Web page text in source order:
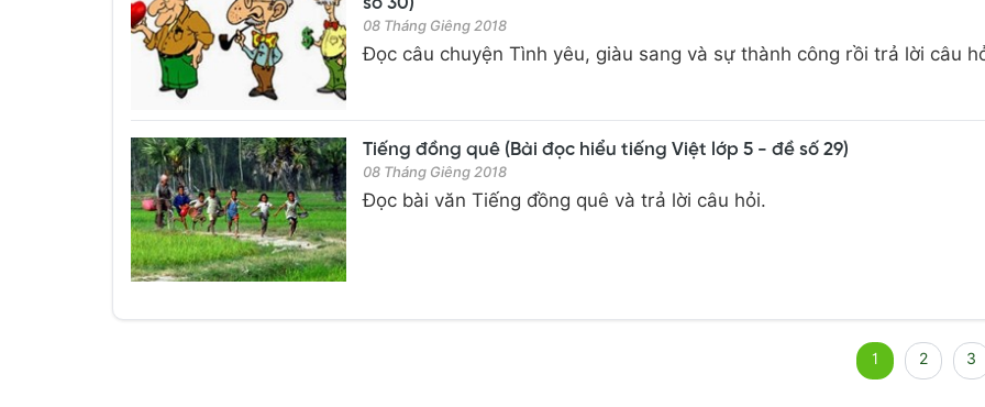
08 Tháng Giêng 2018
Đọc câu chuyện Tình yêu, giàu sang và sự thành công rồi trả lời câu
Tiếng đồng quê (Bài đọc hiểu tiếng Việt lớp 5 - đề số 29)
08 Tháng Giêng 2018
Đọc bài văn Tiếng đồng quê và trả lời câu hỏi.
1 2 3